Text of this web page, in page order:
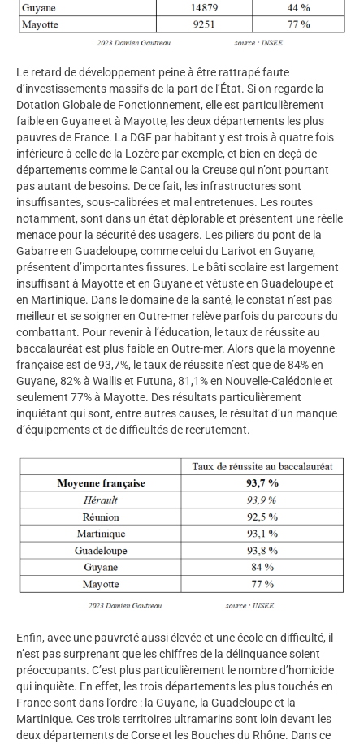
Le retard de développement peine à être rattrapé faute
d’investissements massifs de la part de l’État. Si on regarde la
Dotation Globale de Fonctionnement, elle est particulièrement
faible en Guyane et à Mayotte, les deux départements les plus
pauvres de France. La DGF par habitant y est trois à quatre fois
inférieure à celle de la Lozère par exemple, et bien en deçà de
départements comme le Cantal ou la Creuse qui n’ont pourtant
pas autant de besoins. De ce fait, les infrastructures sont
insuffisantes, sous-calibrées et mal entretenues. Les routes
notamment, sont dans un état déplorable et présentent une réelle
menace pour la sécurité des usagers. Les piliers du pont de la
Gabarre en Guadeloupe, comme celui du Larivot en Guyane,
présentent d’importantes fissures. Le bâti scolaire est largement
insuffisant à Mayotte et en Guyane et vétuste en Guadeloupe et
en Martinique. Dans le domaine de la santé, le constat n’est pas
meilleur et se soigner en Outre-mer relève parfois du parcours du
combattant. Pour revenir à l’éducation, le taux de réussite au
baccalauréat est plus faible en Outre-mer. Alors que la moyenne
française est de 93,7%, le taux de réussite n’est que de 84% en
Guyane, 82% à Wallis et Futuna, 81,1% en Nouvelle-Calédonie et
seulement 77% à Mayotte. Des résultats particulièrement
inquiétant qui sont, entre autres causes, le résultat d’un manque
d’équipements et de difficultés de recrutement.
Enfin, avec une pauvreté aussi élevée et une école en difficulté, il
n’est pas surprenant que les chiffres de la délinquance soient
préoccupants. C’est plus particulièrement le nombre d’homicide
qui inquiète. En effet, les trois départements les plus touchés en
France sont dans l’ordre : la Guyane, la Guadeloupe et la
Martinique. Ces trois territoires ultramarins sont loin devant les
deux départements de Corse et les Bouches du Rhône. Dans ce